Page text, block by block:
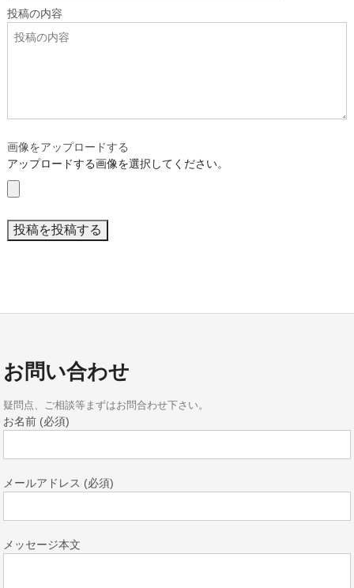
投稿の内容
画像をアップロードする
アップロードする画像を選択してください。
お問い合わせ
疑問点、ご相談等まずはお問合わせ下さい。
お名前 (必須)
メールアドレス (必須)
メッセージ本文